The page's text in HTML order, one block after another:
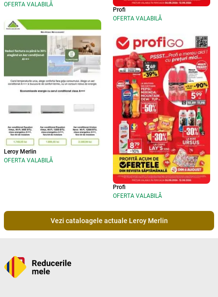
OFERTA VALABILĂ
Leroy Merlin
OFERTA VALABILĂ
Profi
OFERTA VALABILĂ
Profi
OFERTA VALABILĂ
Vezi cataloagele actuale Leroy Merlin